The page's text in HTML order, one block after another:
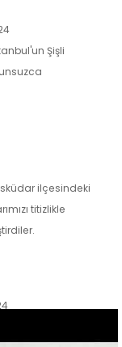
Şişli
ilçesindeki
titizlikle